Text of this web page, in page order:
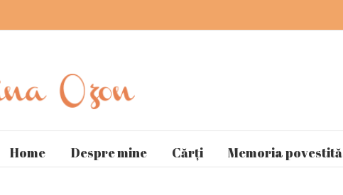
Home Despre mine Cărți Memoria povestită